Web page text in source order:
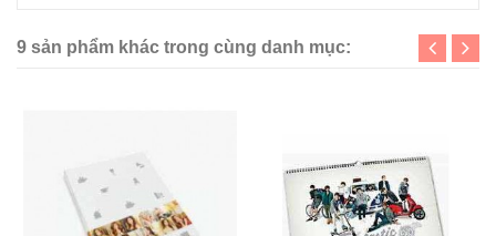
9 sản phẩm khác trong cùng danh mục: